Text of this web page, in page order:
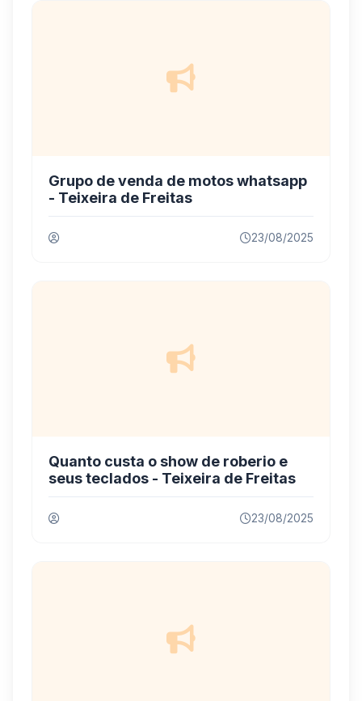
Grupo de venda de motos whatsapp
- Teixeira de Freitas
23/08/2025
Quanto custa o show de roberio e
seus teclados - Teixeira de Freitas
23/08/2025